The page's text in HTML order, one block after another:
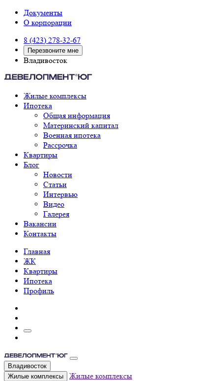
Документы
О корпорации
8 (423) 278-32-67
Перезвоните мне
Владивосток
Жилые комплексы
Ипотека
Общая информация
Материнский капитал
Военная ипотека
Рассрочка
Квартиры
Блог
Новости
Статьи
Интервью
Видео
Галерея
Вакансии
Контакты
Главная
ЖК
Квартиры
Ипотека
Профиль
Владивосток
Жилые комплексы
Жилые комплексы